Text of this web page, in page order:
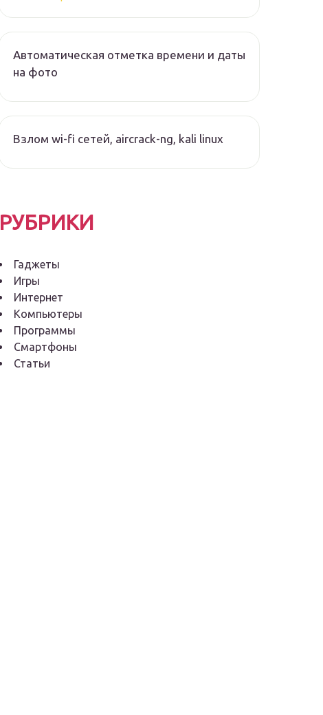
Автоматическая отметка времени и даты
на фото
Взлом wi-fi сетей, aircrack-ng, kali linux
РУБРИКИ
Гаджеты
Игры
Интернет
Компьютеры
Программы
Смартфоны
Статьи